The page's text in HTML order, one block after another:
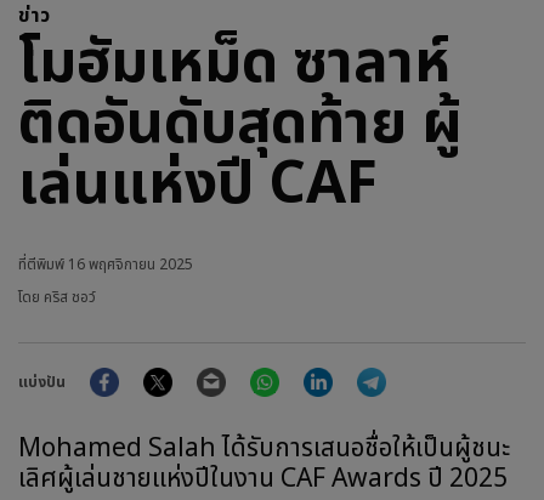
ข่าว
โมฮัมเหม็ด ซาลาห์
ติดอันดับสุดท้าย ผู้
เล่นแห่งปี CAF
ที่ตีพิมพ์ 16 พฤศจิกายน 2025
โดย คริส ชอว์
แบ่งปัน
FacebookTwitter Email WhatsAppLinkedIn
Mohamed Salah ได้รับการเสนอชื่อให้เป็นผู้ชนะ
เลิศผู้เล่นชายแห่งปีในงาน CAF Awards ปี 2025